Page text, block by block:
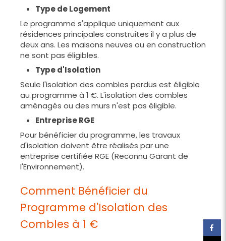
Type de Logement
Le programme s'applique uniquement aux
résidences principales construites il y a plus de
deux ans. Les maisons neuves ou en construction
ne sont pas éligibles.
Type d'Isolation
Seule l'isolation des combles perdus est éligible
au programme à 1 €. L'isolation des combles
aménagés ou des murs n'est pas éligible.
Entreprise RGE
Pour bénéficier du programme, les travaux
d'isolation doivent être réalisés par une
entreprise certifiée RGE (Reconnu Garant de
l'Environnement).
Comment Bénéficier du
Programme d'Isolation des
Combles à 1 €